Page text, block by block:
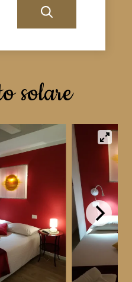
solare